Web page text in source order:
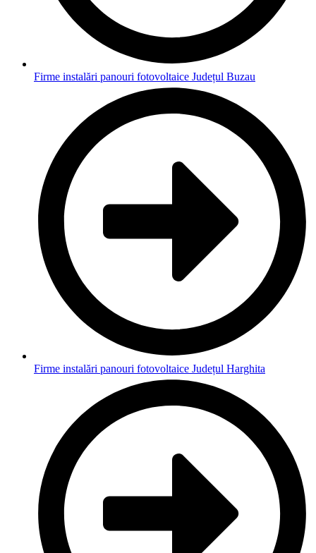
Firme instalări panouri fotovoltaice Județul Buzau
Firme instalări panouri fotovoltaice Județul Harghita